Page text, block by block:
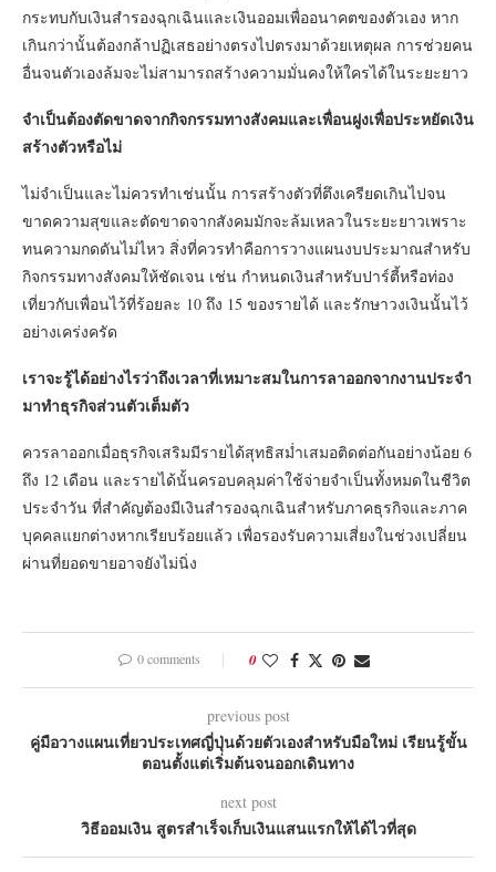
กระทบกับเงินสำรองฉุกเฉินและเงินออมเพื่ออนาคตของตัวเอง หาก
เกินกว่านั้นต้องกล้าปฏิเสธอย่างตรงไปตรงมาด้วยเหตุผล การช่วยคน
อื่นจนตัวเองล้มจะไม่สามารถสร้างความมั่นคงให้ใครได้ในระยะยาว
จำเป็นต้องตัดขาดจากกิจกรรมทางสังคมและเพื่อนฝูงเพื่อประหยัดเงิน
สร้างตัวหรือไม่
ไม่จำเป็นและไม่ควรทำเช่นนั้น การสร้างตัวที่ตึงเครียดเกินไปจน
ขาดความสุขและตัดขาดจากสังคมมักจะล้มเหลวในระยะยาวเพราะ
ทนความกดดันไม่ไหว สิ่งที่ควรทำคือการวางแผนงบประมาณสำหรับ
กิจกรรมทางสังคมให้ชัดเจน เช่น กำหนดเงินสำหรับปาร์ตี้หรือท่อง
เที่ยวกับเพื่อนไว้ที่ร้อยละ 10 ถึง 15 ของรายได้ และรักษาวงเงินนั้นไว้
อย่างเคร่งครัด
เราจะรู้ได้อย่างไรว่าถึงเวลาที่เหมาะสมในการลาออกจากงานประจำ
มาทำธุรกิจส่วนตัวเต็มตัว
ควรลาออกเมื่อธุรกิจเสริมมีรายได้สุทธิสม่ำเสมอติดต่อกันอย่างน้อย 6
ถึง 12 เดือน และรายได้นั้นครอบคลุมค่าใช้จ่ายจำเป็นทั้งหมดในชีวิต
ประจำวัน ที่สำคัญต้องมีเงินสำรองฉุกเฉินสำหรับภาคธุรกิจและภาค
บุคคลแยกต่างหากเรียบร้อยแล้ว เพื่อรองรับความเสี่ยงในช่วงเปลี่ยน
ผ่านที่ยอดขายอาจยังไม่นิ่ง
0 comments 0
previous post
คู่มือวางแผนเที่ยวประเทศญี่ปุ่นด้วยตัวเองสำหรับมือใหม่ เรียนรู้ขั้น
ตอนตั้งแต่เริ่มต้นจนออกเดินทาง
next post
วิธีออมเงิน สูตรสำเร็จเก็บเงินแสนแรกให้ได้ไวที่สุด